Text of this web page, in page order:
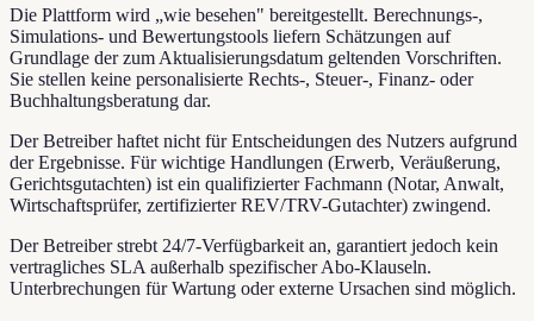
Die Plattform wird „wie besehen" bereitgestellt. Berechnungs-,
Simulations- und Bewertungstools liefern Schätzungen auf
Grundlage der zum Aktualisierungsdatum geltenden Vorschriften.
Sie stellen keine personalisierte Rechts-, Steuer-, Finanz- oder
Buchhaltungsberatung dar.
Der Betreiber haftet nicht für Entscheidungen des Nutzers aufgrund
der Ergebnisse. Für wichtige Handlungen (Erwerb, Veräußerung,
Gerichtsgutachten) ist ein qualifizierter Fachmann (Notar, Anwalt,
Wirtschaftsprüfer, zertifizierter REV/TRV-Gutachter) zwingend.
Der Betreiber strebt 24/7-Verfügbarkeit an, garantiert jedoch kein
vertragliches SLA außerhalb spezifischer Abo-Klauseln.
Unterbrechungen für Wartung oder externe Ursachen sind möglich.